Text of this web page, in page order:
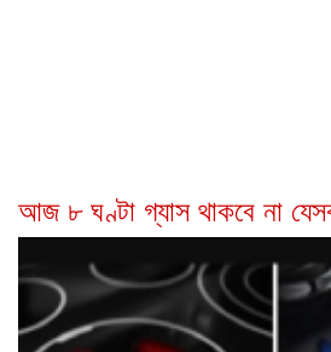
আজ ৮ ঘণ্টা গ্যাস থাকবে না